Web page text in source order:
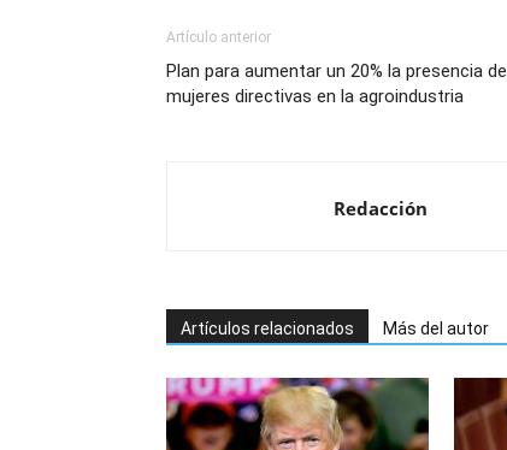
Artículo anterior
Plan para aumentar un 20% la presencia de
mujeres directivas en la agroindustria
Redacción
Artículos relacionados Más del autor